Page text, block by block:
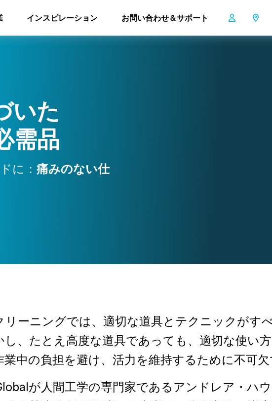
インスピレーション お問い合わせ＆サポート
いた
需品
に： 痛みのない仕
リーニングでは、適切な道具とテクニックがす
し、たとえ高度な道具であっても、適切な使い
業中の負担を避け、活力を維持するために不可
が人間工学の専門家であるアンドレア・ハ